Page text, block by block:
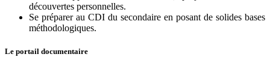
découvertes personnelles.
Se préparer au CDI du secondaire en posant de solides bases
méthodologiques.
Le portail documentaire